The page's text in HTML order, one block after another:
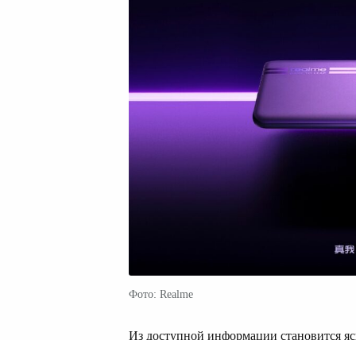
Фото: Realme
Из доступной информации становится